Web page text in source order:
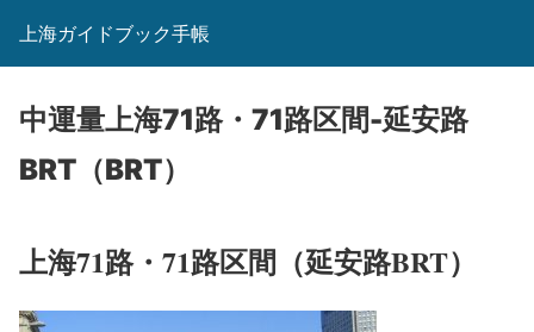
上海ガイドブック手帳
中運量上海71路・71路区間-延安路
BRT（BRT）
上海71路・71路区間（延安路BRT）